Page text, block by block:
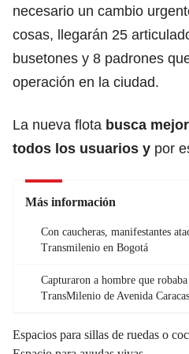
necesario un cambio
cosas, llegarán 25
busetones y 8 padrones
operación en la ciudad.
La nueva flota busca
todos los usuarios y por
Más información
Con caucheras, manifestantes
Transmilenio en Bogotá
Capturaron a hombre que
TransMilenio de Avenida
Espacios para sillas de ruedas o